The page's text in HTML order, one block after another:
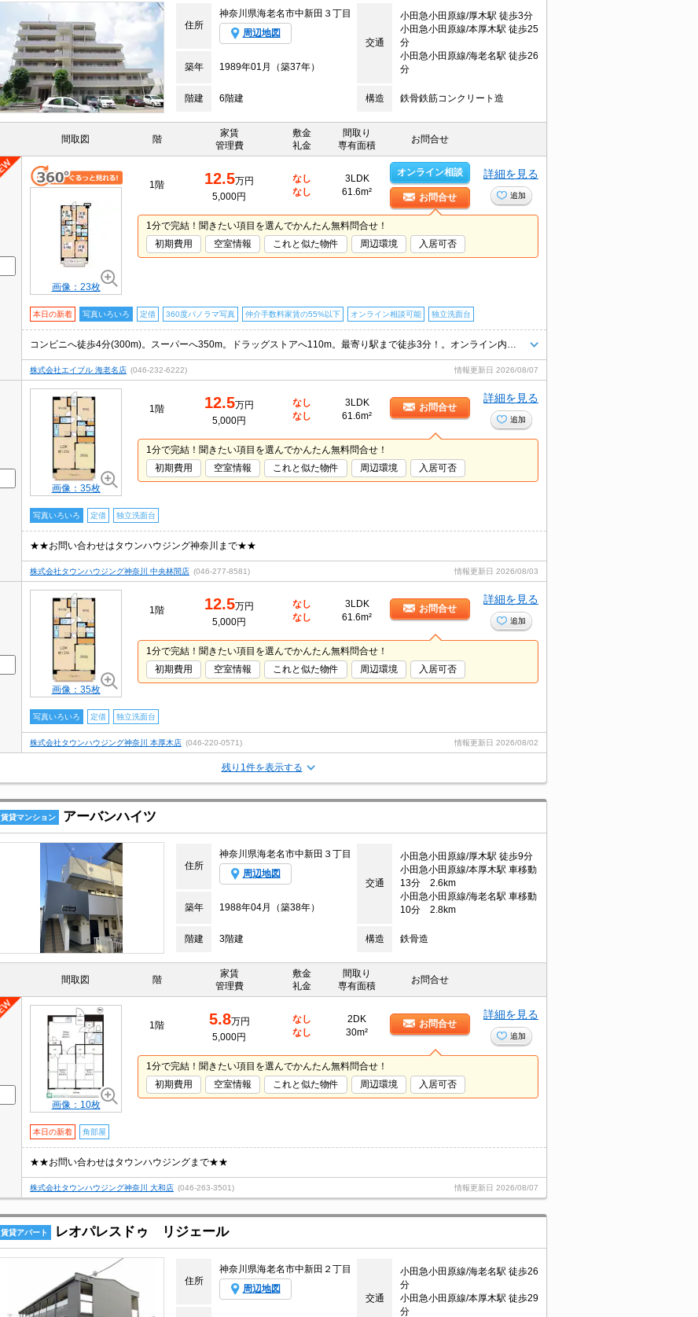
住所
神奈川県海老名市中新田３丁目
周辺地図
交通
小田急小田原線/厚木駅 徒歩3分
小田急小田原線/本厚木駅 徒歩25
分
小田急小田原線/海老名駅 徒歩26
分
築年 1989年01月（築37年）
階建 6階建 構造 鉄骨鉄筋コンクリート造
間取図 階
家賃
管理費
敷金
礼金
間取り
専有面積
お問合せ
画像：23枚
1階 12.5万円
5,000円
なし
なし
3LDK
61.6m²
オンライン相談
お問合せ
詳細を見る
追加
1分で完結！聞きたい項目を選んでかんたん無料問合せ！
初期費用
空室情報 これと似た物件 周辺環境 入居可否
本日の新着 写真いろいろ 定借 360度パノラマ写真 仲介手数料家賃の55%以下 オンライン相談可能 独立洗面台
株式会社エイブル 海老名店 (046-232-6222) 情報更新日 2026/08/07
画像：35枚
1階 12.5万円
5,000円
なし
なし
3LDK
61.6m²
お問合せ
詳細を見る
追加
1分で完結！聞きたい項目を選んでかんたん無料問合せ！
初期費用
空室情報 これと似た物件 周辺環境 入居可否
写真いろいろ 定借 独立洗面台
★★お問い合わせはタウンハウジング神奈川まで★★
株式会社タウンハウジング神奈川 中央林間店 (046-277-8581) 情報更新日 2026/08/03
画像：35枚
1階 12.5万円
5,000円
なし
なし
3LDK
61.6m²
お問合せ
詳細を見る
追加
1分で完結！聞きたい項目を選んでかんたん無料問合せ！
初期費用
空室情報 これと似た物件 周辺環境 入居可否
写真いろいろ 定借 独立洗面台
株式会社タウンハウジング神奈川 本厚木店 (046-220-0571) 情報更新日 2026/08/02
残り1件を表示する
賃貸マンション アーバンハイツ
住所
神奈川県海老名市中新田３丁目
周辺地図
交通
小田急小田原線/厚木駅 徒歩9分
小田急小田原線/本厚木駅 車移動
13分 2.6km
小田急小田原線/海老名駅 車移動
10分 2.8km
築年 1988年04月（築38年）
階建 3階建 構造 鉄骨造
間取図 階
家賃
管理費
敷金
礼金
間取り
専有面積
お問合せ
画像：10枚
1階 5.8万円
5,000円
なし
なし
2DK
30m²
お問合せ
詳細を見る
追加
1分で完結！聞きたい項目を選んでかんたん無料問合せ！
初期費用
空室情報 これと似た物件 周辺環境 入居可否
本日の新着 角部屋
★★お問い合わせはタウンハウジングまで★★
株式会社タウンハウジング神奈川 大和店 (046-263-3501) 情報更新日 2026/08/07
賃貸アパート レオパレスドゥ リジェール
住所
神奈川県海老名市中新田２丁目
周辺地図
交通
小田急小田原線/海老名駅 徒歩26
分
小田急小田原線/本厚木駅 徒歩29
分